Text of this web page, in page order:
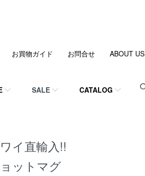
SALE CATALOG
お買物ガイド お問合せ ABOUT US
イ直輸入!!
ットマグ